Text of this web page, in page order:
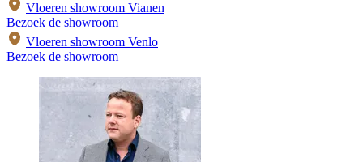
Vloeren showroom Vianen
Bezoek de showroom
Vloeren showroom Venlo
Bezoek de showroom